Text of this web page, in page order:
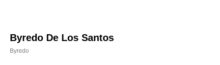
Byredo De Los Santos
Byredo